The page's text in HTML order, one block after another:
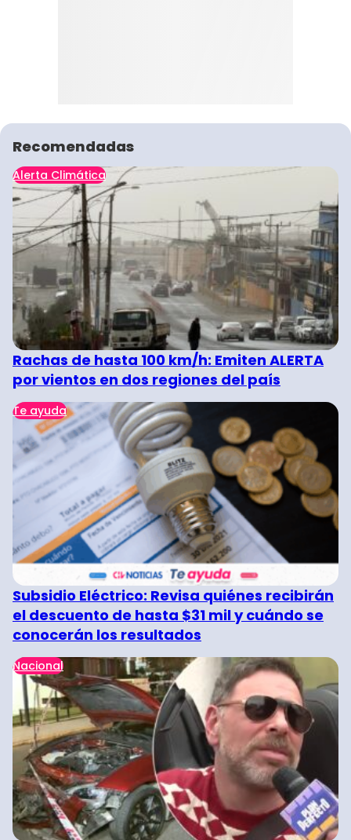
Recomendadas
Alerta Climática
Rachas de hasta 100 km/h: Emiten ALERTA
por vientos en dos regiones del país
Te ayuda
Subsidio Eléctrico: Revisa quiénes recibirán
el descuento de hasta $31 mil y cuándo se
conocerán los resultados
Nacional